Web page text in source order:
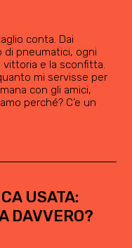
conta. Dai
di pneumatici, ogni
vittoria e la sconfitta.
mi servisse per
con gli amici,
perché? C’e un
USATA:
DAVVERO?